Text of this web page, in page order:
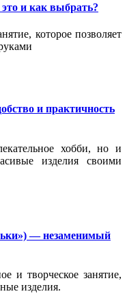
и как выбрать?
которое позволяет
и практичность
хобби, но и
изделия своими
— незаменимый
и творческое занятие,
изделия.